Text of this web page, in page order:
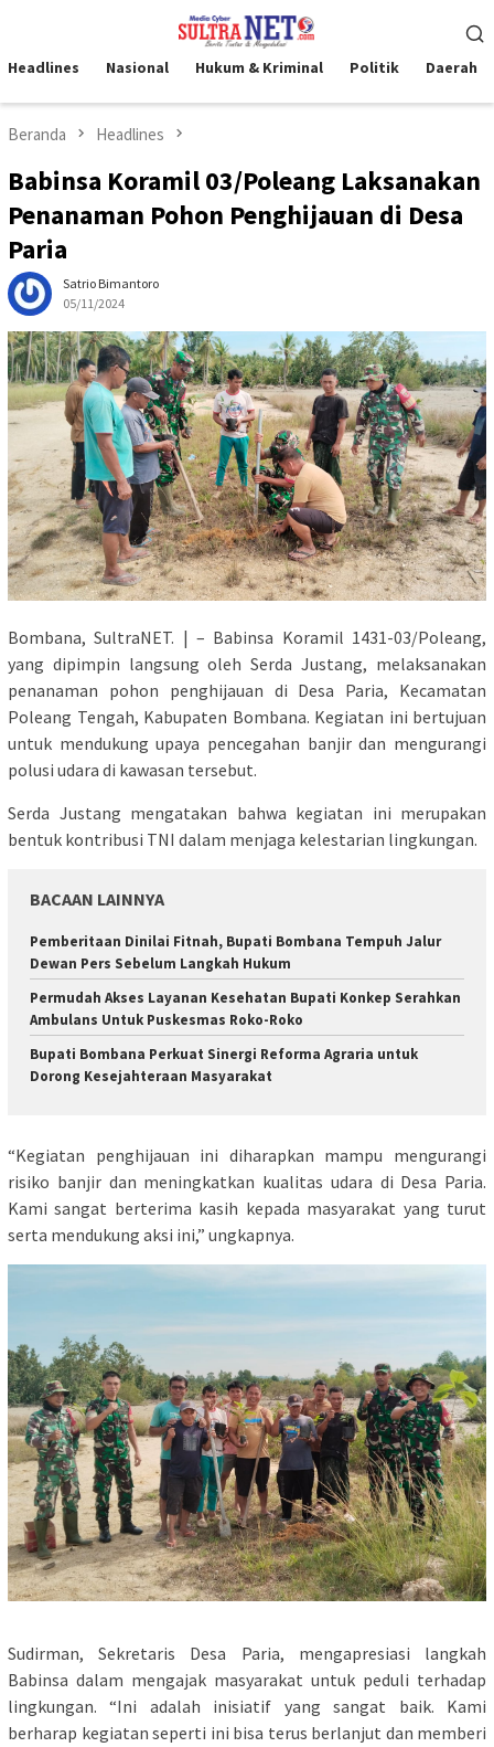
kontenMobile
Headlines Nasional Hukum & Kriminal Politik Daerah
Beranda Headlines
Babinsa Koramil 03/Poleang Laksanakan
Penanaman Pohon Penghijauan di Desa
Paria
Satrio Bimantoro
05/11/2024
Bombana, SultraNET. | – Babinsa Koramil 1431-03/Poleang,
yang dipimpin langsung oleh Serda Justang, melaksanakan
penanaman pohon penghijauan di Desa Paria, Kecamatan
Poleang Tengah, Kabupaten Bombana. Kegiatan ini bertujuan
untuk mendukung upaya pencegahan banjir dan mengurangi
polusi udara di kawasan tersebut.
Serda Justang mengatakan bahwa kegiatan ini merupakan
bentuk kontribusi TNI dalam menjaga kelestarian lingkungan.
BACAAN LAINNYA
Pemberitaan Dinilai Fitnah, Bupati Bombana Tempuh Jalur
Dewan Pers Sebelum Langkah Hukum
Permudah Akses Layanan Kesehatan Bupati Konkep Serahkan
Ambulans Untuk Puskesmas Roko-Roko
Bupati Bombana Perkuat Sinergi Reforma Agraria untuk
Dorong Kesejahteraan Masyarakat
“Kegiatan penghijauan ini diharapkan mampu mengurangi
risiko banjir dan meningkatkan kualitas udara di Desa Paria.
Kami sangat berterima kasih kepada masyarakat yang turut
serta mendukung aksi ini,” ungkapnya.
Sudirman, Sekretaris Desa Paria, mengapresiasi langkah
Babinsa dalam mengajak masyarakat untuk peduli terhadap
lingkungan. “Ini adalah inisiatif yang sangat baik. Kami
berharap kegiatan seperti ini bisa terus berlanjut dan memberi